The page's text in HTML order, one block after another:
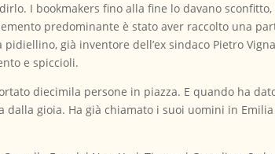
I bookmakers fino alla fine lo davano
predominante è stato aver raccolto una
già inventore dell’ex sindaco Pietro
e spiccioli.
diecimila persone in piazza. E quando ha
gioia. Ha già chiamato i suoi uomini in Emilia